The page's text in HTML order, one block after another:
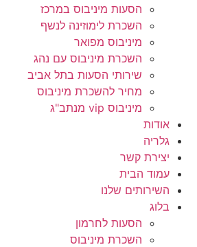
הסעות מיניבוס במרכז
השכרת לימוזינה לנשף
מיניבוס מפואר
השכרת מיניבוס עם נהג
שירותי הסעות בתל אביב
מחיר להשכרת מיניבוס
מיניבוס vip מנתב"ג
אודות
גלריה
יצירת קשר
עמוד הבית
השירותים שלנו
בלוג
הסעות לחרמון
השכרת מיניבוס